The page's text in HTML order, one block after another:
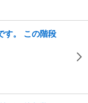
す。 この階段